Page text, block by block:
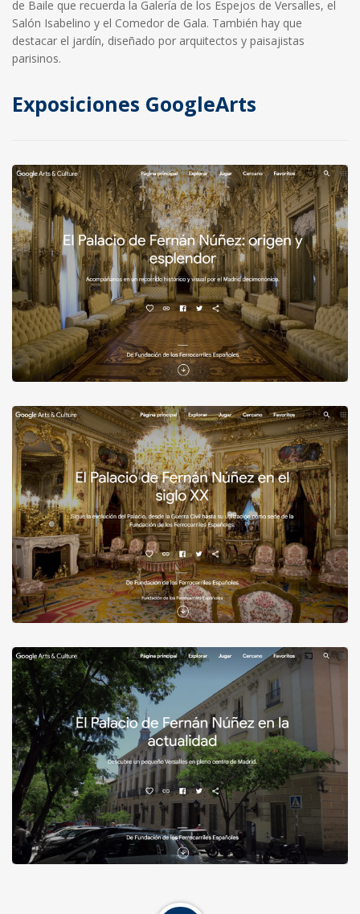
de Baile que recuerda la Galería de los Espejos de Versalles, el
Salón Isabelino y el Comedor de Gala. También hay que
destacar el jardín, diseñado por arquitectos y paisajistas
parisinos.
Exposiciones GoogleArts